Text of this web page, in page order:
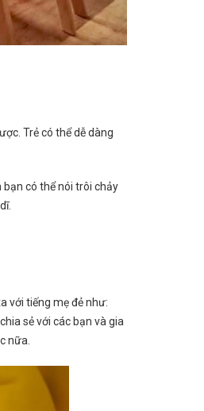
Trẻ có thể dễ dàng
có thể nói trôi chảy
với tiếng mẹ đẻ như:
sẻ với các bạn và gia
nữa.